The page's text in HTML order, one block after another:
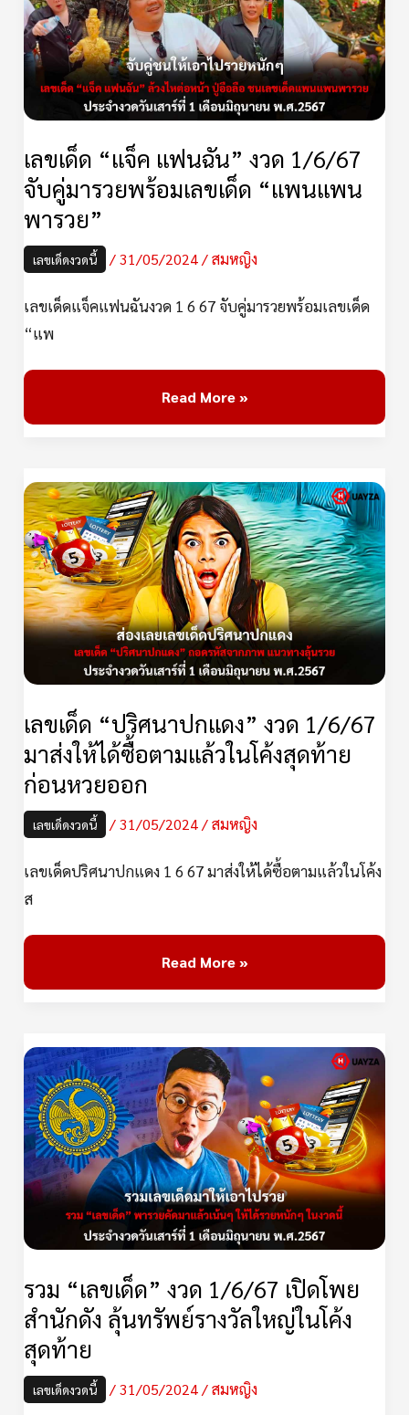
เลขเด็ด “แจ็ค แฟนฉัน” งวด 1/6/67
จับคู่มารวยพร้อมเลขเด็ด “แพนแพน
พารวย”
เลขเด็ดงวดนี้ /31/05/2024/สมหญิง
เลขเด็ดแจ็คแฟนฉันงวด 1 6 67 จับคู่มารวยพร้อมเลขเด็ด
“แพ
แฟน
ฉัน”
งวด
1/6/67
จับ
รวย
เลข
“แพน
พา
รวย”
Read More »
เลขเด็ด “ปริศนาปกแดง” งวด 1/6/67
มาส่งให้ได้ซื้อตามแล้วในโค้งสุดท้าย
ก่อนหวยออก
เลขเด็ดงวดนี้ /31/05/2024/สมหญิง
เลขเด็ดปริศนาปกแดง 1 6 67 มาส่งให้ได้ซื้อตามแล้วในโค้ง
ส
เลข
เด็ด
“ปริศนา
ปก
แดง”
งวด
1/6/67
มา
ได้
ตาม
ใน
สุดท้าย
ก่อน
หวย
Read More »
รวม “เลขเด็ด” งวด 1/6/67 เปิดโพย
สำนักดัง ลุ้นทรัพย์รางวัลใหญ่ในโค้ง
สุดท้าย
เลขเด็ดงวดนี้ /31/05/2024/สมหญิง
รวม
“เลข
เด็ด”
งวด
1/6/67
เปิด
โพย
สำนัก
ลุ้น
ทรัพย์
ใหญ่